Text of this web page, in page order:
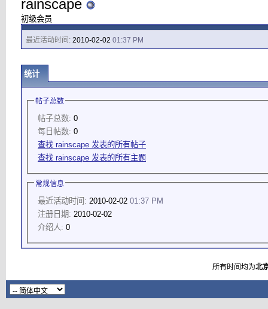
rainscape
初级会员
最近活动时间: 2010-02-02 01:37 PM
统计
帖子总数
帖子总数: 0
每日帖数: 0
查找 rainscape 发表的所有帖子
查找 rainscape 发表的所有主题
常规信息
最近活动时间: 2010-02-02 01:37 PM
注册日期: 2010-02-02
介绍人: 0
所有时间均为北